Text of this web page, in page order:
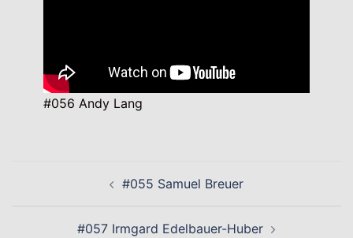
#056 Andy Lang
#055 Samuel Breuer
#057 Irmgard Edelbauer-Huber